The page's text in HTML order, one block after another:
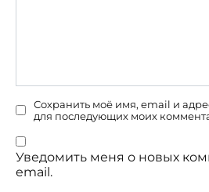
Сохранить моё имя, email и
для последующих моих
Уведомить меня о новых
email.